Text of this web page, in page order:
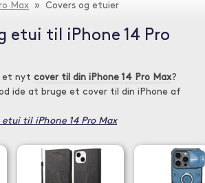
Max » Covers og etuier
etui til iPhone 14 Pro
et nyt cover til din iPhone 14 Pro Max?
ide at bruge et cover til din iPhone af
til iPhone 14 Pro Max